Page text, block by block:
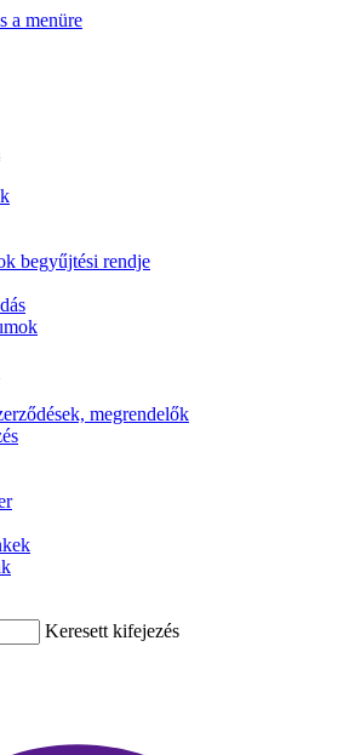
a menüre
begyűjtési rendje
megrendelők
Keresett kifejezés